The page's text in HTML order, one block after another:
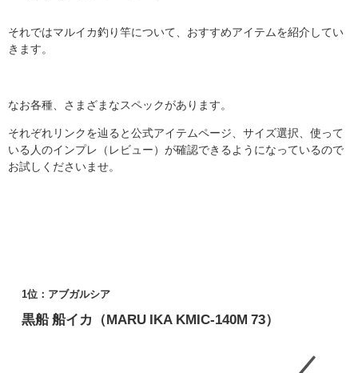
それではマルイカ釣り竿について、おすすめアイテムを紹介してい
きます。
なお各種、さまざまなスペックがあります。
それぞれリンクを辿ると公式アイテムページ、サイズ選択、使って
いる人のインプレ（レビュー）が確認できるようになっているので
お試しくださいませ。
1位：アブガルシア
黒船 船イカ（MARU IKA KMIC-140M 73）